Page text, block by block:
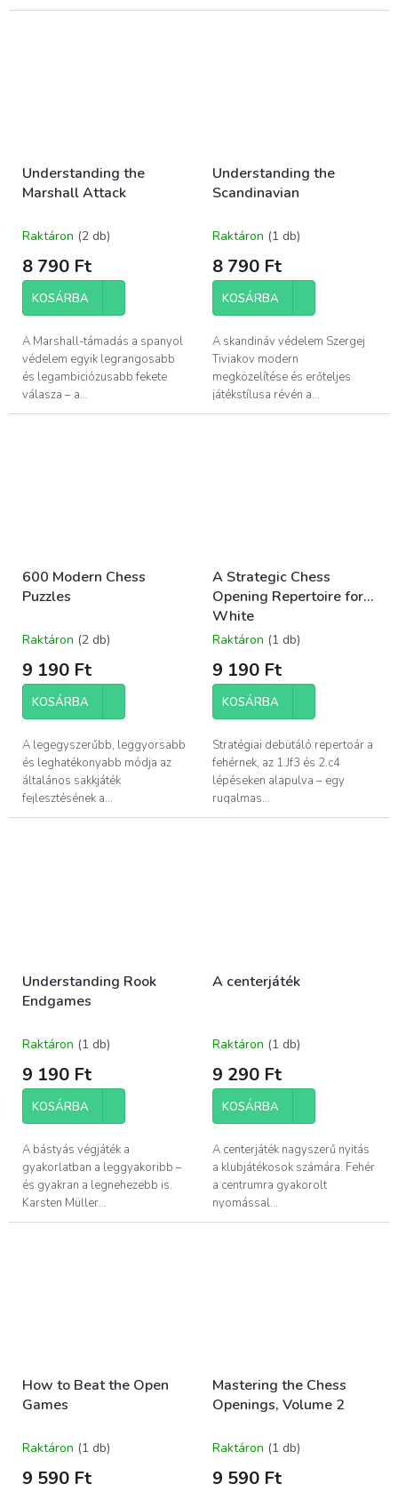
Understanding the
Marshall Attack
Raktáron (2 db)
8 790 Ft
KOSÁRBA
A Marshall-támadás a spanyol
védelem egyik legrangosabb
és legambiciózusabb fekete
válasza – a...
Understanding the
Scandinavian
Raktáron (1 db)
8 790 Ft
KOSÁRBA
A skandináv védelem Szergej
Tiviakov modern
megközelítése és erőteljes
játékstílusa révén a...
600 Modern Chess
Puzzles
Raktáron (2 db)
9 190 Ft
KOSÁRBA
A legegyszerűbb, leggyorsabb
és leghatékonyabb módja az
általános sakkjáték
fejlesztésének a...
A Strategic Chess
Opening Repertoire for
White
Raktáron (1 db)
9 190 Ft
KOSÁRBA
Stratégiai debütáló repertoár a
fehérnek, az 1.Jf3 és 2.c4
lépéseken alapulva – egy
rugalmas...
Understanding Rook
Endgames
Raktáron (1 db)
9 190 Ft
KOSÁRBA
A bástyás végjáték a
gyakorlatban a leggyakoribb –
és gyakran a legnehezebb is.
Karsten Müller...
A centerjáték
Raktáron (1 db)
9 290 Ft
KOSÁRBA
A centerjáték nagyszerű nyitás
a klubjátékosok számára. Fehér
a centrumra gyakorolt
nyomással...
How to Beat the Open
Games
Raktáron (1 db)
9 590 Ft
Mastering the Chess
Openings, Volume 2
Raktáron (1 db)
9 590 Ft